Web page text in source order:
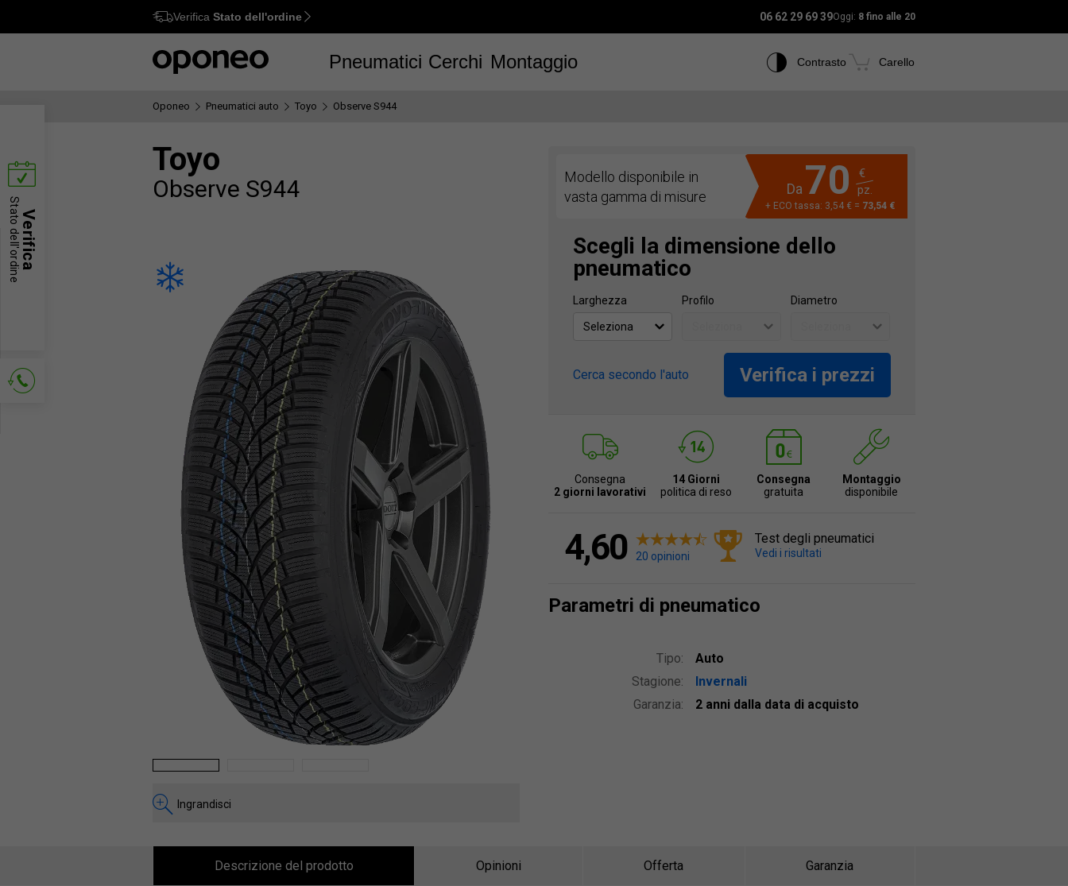
Ctrl M
Verifica Stato dell'ordine 06 62 29 69 39Oggi: 8 fino alle 20
Pneumatici Cerchi Montaggio Contrasto Carello
Oponeo Pneumatici auto Toyo Observe S944
Toyo
Observe S944
Ingrandisci
Modello disponibile in
vasta gamma di misure
Da 70
€
pz.
+ ECO tassa: 3,54 € = 73,54 €
Scegli la dimensione dello
pneumatico
Larghezza Profilo Diametro
Cerca secondo l'auto Verifica i prezzi
Consegna
2 giorni lavorativi
14 Giorni
politica di reso
Consegna
gratuita
Montaggio
disponibile
4,60 20 opinioni
Test degli pneumatici
Vedi i risultati
Parametri di pneumatico
Tipo:
Auto
Stagione:
Invernali
Garanzia:
2 anni dalla data di acquisto
Descrizione del prodotto Opinioni Offerta Garanzia
Verifica
Stato dell'ordine